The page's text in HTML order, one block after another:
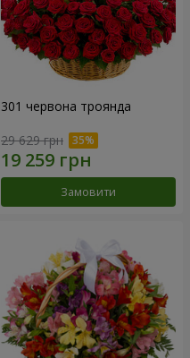
301 червона троянда
29 629 грн
Замовити